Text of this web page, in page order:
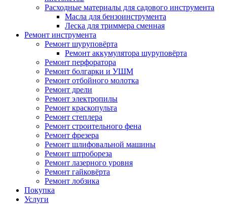
Расходные материалы для садового инструмента
Масла для бензоинструмента
Леска для триммера сменная
Ремонт инструмента
Ремонт шуруповёрта
Ремонт аккумулятора шуруповёрта
Ремонт перфоратора
Ремонт болгарки и УШМ
Ремонт отбойного молотка
Ремонт дрели
Ремонт электропилы
Ремонт краскопульта
Ремонт степлера
Ремонт строительного фена
Ремонт фрезера
Ремонт шлифовальной машины
Ремонт штробореза
Ремонт лазерного уровня
Ремонт гайковёрта
Ремонт лобзика
Покупка
Услуги